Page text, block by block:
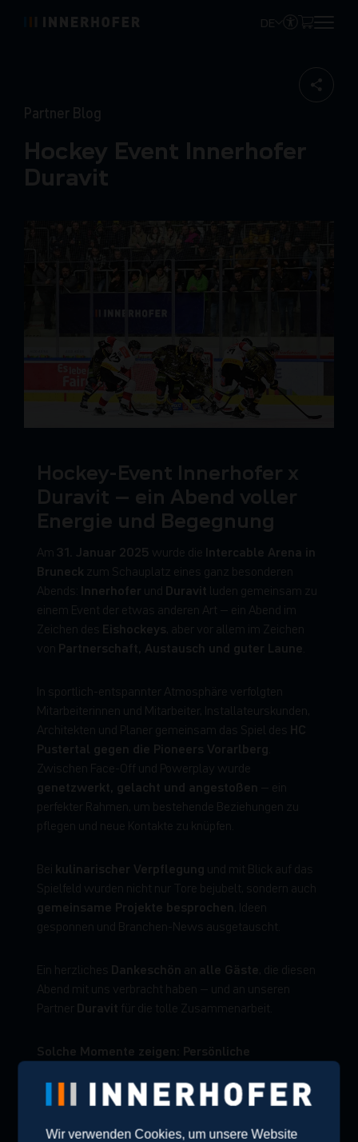
DE
Partner Blog
Hockey Event Innerhofer
Duravit
Hockey-Event Innerhofer x
Duravit – ein Abend voller
Energie und Begegnung
Am 31. Januar 2025 wurde die Intercable Arena in
Bruneck zum Schauplatz eines ganz besonderen
Abends: Innerhofer und Duravit luden gemeinsam zu
einem Event der etwas anderen Art – ein Abend im
Zeichen des Eishockeys, aber vor allem im Zeichen
von Partnerschaft, Austausch und guter Laune
In sportlich-entspannter Atmosphäre verfolgten
Mitarbeiterinnen und Mitarbeiter, Installateurskunden,
Architekten und Planer gemeinsam das Spiel des HC
Pustertal gegen die Pioneers Vorarlberg
Zwischen Face-Off und Powerplay wurde
genetzwerkt, gelacht und angestoßen – ein
perfekter Rahmen, um bestehende Beziehungen zu
pflegen und neue Kontakte zu knüpfen.
Bei kulinarischer Verpflegung und mit Blick auf das
Spielfeld wurden nicht nur Tore bejubelt, sondern auch
gemeinsame Projekte besprochen, Ideen
gesponnen und Branchen-News ausgetauscht.
Ein herzliches Dankeschön an alle Gäste, die diesen
Abend mit uns verbracht haben – und an unseren
PartnerDuravit für die tolle Zusammenarbeit.
Solche Momente zeigen: Persönliche
Wir freuen uns auf viele weitere gemeinsame
Highlights und auf eine weiterhin starke
Zusammenarbeit!
Wir verwenden Cookies, um unsere Website